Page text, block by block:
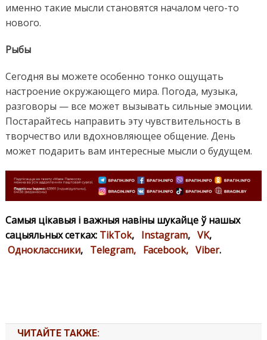
именно такие мысли становятся началом чего-то
нового.
Рыбы
Сегодня вы можете особенно тонко ощущать
настроение окружающего мира. Погода, музыка,
разговоры — все может вызывать сильные эмоции.
Постарайтесь направить эту чувствительность в
творчество или вдохновляющее общение. День
может подарить вам интересные мысли о будущем.
Самыя цікавыя і важныя навіны шукайце ў нашых
сацыяльных сетках: TikTok, Instagram, VK,
Одноклассники, Telegram, Facebook, Viber.
ЧИТАЙТЕ ТАКЖЕ: